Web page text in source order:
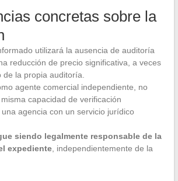
concretas sobre la
utilizará la ausencia de auditoría
reducción de precio significativa, a veces
de la propia auditoría.
agente comercial independiente, no
capacidad de verificación
agencia con un servicio jurídico
siendo legalmente responsable de la
expediente, independientemente de la